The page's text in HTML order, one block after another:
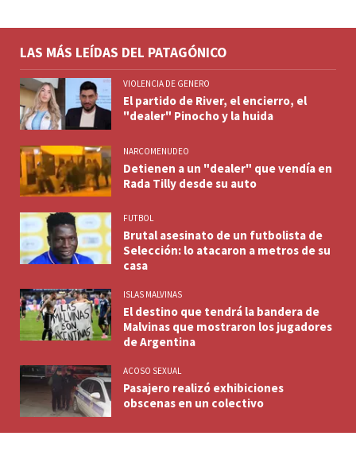
LAS MÁS LEÍDAS DEL PATAGÓNICO
VIOLENCIA DE GENERO
El partido de River, el encierro, el
"dealer" Pinocho y la huida
NARCOMENUDEO
Detienen a un "dealer" que vendía en
Rada Tilly desde su auto
FUTBOL
Brutal asesinato de un futbolista de
Selección: lo atacaron a metros de su
casa
ISLAS MALVINAS
El destino que tendrá la bandera de
Malvinas que mostraron los jugadores
de Argentina
ACOSO SEXUAL
Pasajero realizó exhibiciones
obscenas en un colectivo